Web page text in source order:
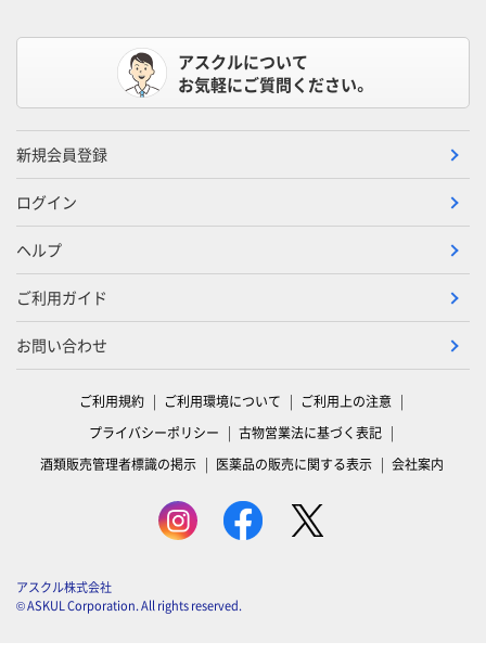
アスクルについて
お気軽にご質問ください。
新規会員登録
ログイン
ヘルプ
ご利用ガイド
お問い合わせ
ご利用規約 ご利用環境について
ご利用上の注意
プライバシーポリシー
古物営業法に基づく表記
酒類販売管理者標識の掲示
医薬品の販売に関する表示 会社案内
アスクル株式会社
© ASKUL Corporation. All rights reserved.